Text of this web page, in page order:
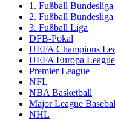
1. Fußball Bundesliga
2. Fußball Bundesliga
3. Fußball Liga
DFB-Pokal
UEFA Champions
UEFA Europa League
Premier League
NFL
NBA Basketball
Major League
NHL